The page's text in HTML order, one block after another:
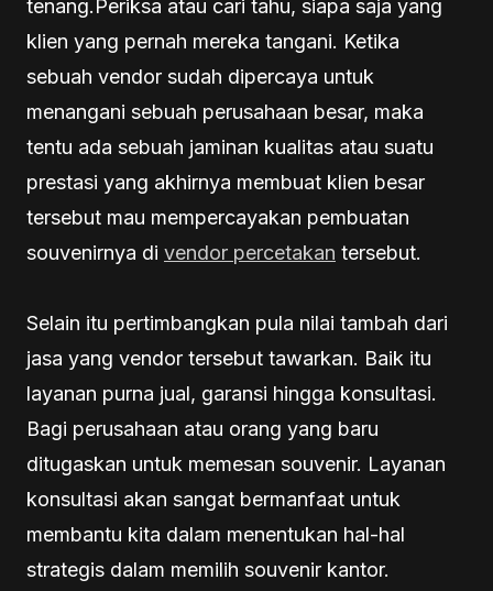
tenang.Periksa atau cari tahu, siapa saja yang
klien yang pernah mereka tangani. Ketika
sebuah vendor sudah dipercaya untuk
menangani sebuah perusahaan besar, maka
tentu ada sebuah jaminan kualitas atau suatu
prestasi yang akhirnya membuat klien besar
tersebut mau mempercayakan pembuatan
souvenirnya di vendor percetakan tersebut.
Selain itu pertimbangkan pula nilai tambah dari
jasa yang vendor tersebut tawarkan. Baik itu
layanan purna jual, garansi hingga konsultasi.
Bagi perusahaan atau orang yang baru
ditugaskan untuk memesan souvenir. Layanan
konsultasi akan sangat bermanfaat untuk
membantu kita dalam menentukan hal-hal
strategis dalam memilih souvenir kantor.